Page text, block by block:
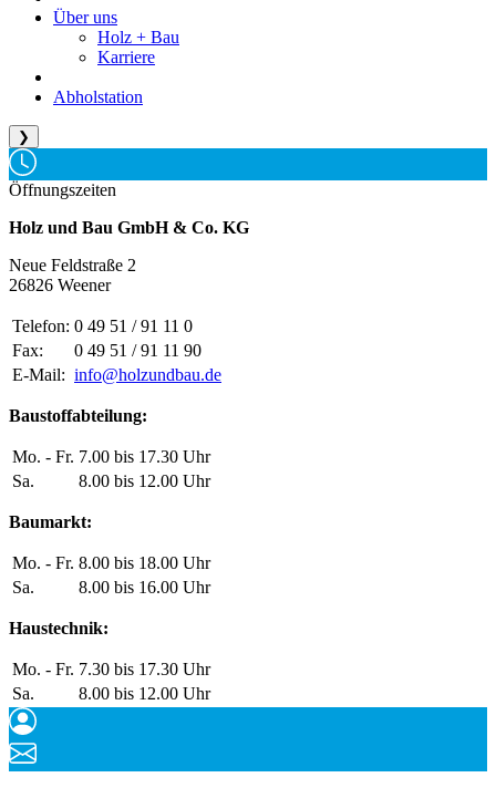
Über uns
Holz + Bau
Karriere
Abholstation
❯
Öffnungszeiten
Holz und Bau GmbH & Co. KG
Neue Feldstraße 2
26826 Weener
Telefon: 0 49 51 / 91 11 0
Fax:
0 49 51 / 91 11 90
E-Mail: info@holzundbau.de
Baustoffabteilung:
Mo. - Fr. 7.00 bis 17.30 Uhr
Sa.
8.00 bis 12.00 Uhr
Baumarkt:
Mo. - Fr. 8.00 bis 18.00 Uhr
Sa.
8.00 bis 16.00 Uhr
Haustechnik:
Mo. - Fr. 7.30 bis 17.30 Uhr
Sa.
8.00 bis 12.00 Uhr